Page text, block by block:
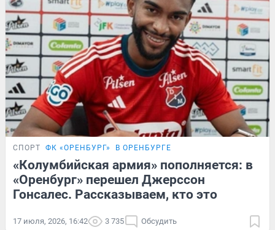
СПОРТ ФК «ОРЕНБУРГ» В ОРЕНБУРГЕ
«Колумбийская армия» пополняется: в
«Оренбург» перешел Джерссон
Гонсалес. Рассказываем, кто это
17 июля, 2026, 16:42 3 735 Обсудить